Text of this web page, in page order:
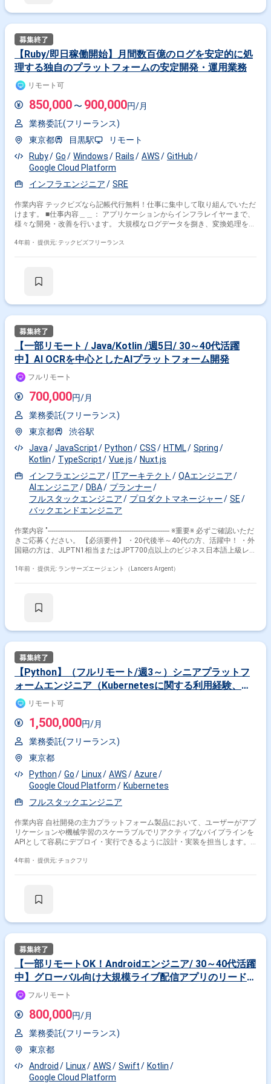
となることが予想されるため、これを実現するべく エンジニアのポジショ
ンを増員募集することになりました。 エンジニアチームではユーザへの提
供価値を高めていくために、日々試行錯誤を繰り返しチーム自体の成長を
続けています。 今回新たに参加いただく方には、他分野であったとしても
とを期待しています。 ■業務内容 自社プロダクトの開発を担っていただき
対応 -API設計、実装 -カスタマーサポート支援ツールの設計、開発 -その
10時～18時（休憩時間60分） ※1日7時間稼働想定 ■精算方法 〇時間幅精
算 精算幅：120h～160h 基準時間：140H（20日×7h） ※超過控除単価につ
きましては中間割となります。 ※1日7時間稼働が目安のため上記精算幅と
なります。 ■稼働形態 初日含めてフルリモート ■PC貸与 基本的には無
（持ち込み） ※希望があれば貸与も可能 ■選考フロー 書類選考→面談（1
回）→内定
【Ruby/即日稼働開始】月間数百億のログを安定的に処
理する独自のプラットフォームの安定開発・運用業務
リモート可
850,000 〜 900,000円/月
業務委託(フリーランス)
東京都
目黒駅
リモート
Ruby
Go Windows Rails AWS
GitHub
Google Cloud Platform
インフラエンジニア
SRE
作業内容 テックビズなら記帳代行無料！仕事に集中して取り組んでいただ
けます。 ■仕事内容＿＿： アプリケーションからインフラレイヤーまで、
様々な開発・改善を行います。 大規模なログデータを捌き、変換処理を加
ス の安定稼働に向けた運用/開発をお任せ致します。 - ■作業環境＿＿：
■体制＿＿＿＿：複数人 ■開発工程＿＿：基本設計|詳細設計|実装・構築・
方。 ・Sier業務にてオープン系の開発業務を主要メンバーとして行ってい
た方 - ■性別＿＿＿＿：不問 ■期間＿＿＿＿：即日 ■就業時間＿＿：9:30〜
18:30（フレックス有り） ■勤務地＿＿＿：目黒駅 ■勤務地補足＿：※フル
リモート可能 初日はメンバーと交流も兼ねて出社頂きます！ - ■平均稼働
時間 ■支払サイト＿：当月末日締/翌月末日払(30日サイト) ■服装＿＿＿
で顧客数が10倍以上に拡大したサービスでございます。 自ら課題発見を
が出来る方には是非おすすめですのでご応募ください！ 副業の方も多く、
働き方についてはとても柔軟な企業でございます。 サービスも飛躍的に拡
大していることもあり、一緒にプロダクト、サービスを伸ばしていきたい
と思う・共感できる方はぜひ！ ※以下に該当する方からの応募はお断りし
ております。 なお、選考を進めるにあたってスキルシートが必要です。 ---
----------------------------------------------------- ・40代以上の方 ・外国籍の方(永住権をお持
ちの方は問題ございません) ・週5日稼働できない方 ---------------------------------------
-----------------
4年前・ 提供元: テックビズフリーランス
【一部リモート / Java/Kotlin /週5日/ 30～40代活躍
中】AI OCRを中心としたAIプラットフォーム開発
フルリモート
700,000円/月
業務委託(フリーランス)
東京都
渋谷駅
Java
JavaScript Python CSS HTML
Spring
Kotlin
TypeScript Vue.js
Nuxt.js
インフラエンジニア
ITアーキテクト
QAエンジニア
AIエンジニア
DBA
プランナー
フルスタックエンジニア
プロダクトマネージャー
SE
バックエンドエンジニア
作業内容 "------------------------------------------------------------------- ※重要※ 必ずご確認いただ
きご応募ください。 【必須要件】 ・20代後半～40代の方、活躍中！ ・外
国籍の方は、JLPTN1相当またはJPT700点以上のビジネス日本語上級レベ
------------------------------------------------------------------- 【会社概要】 弊社は、銀行や通信、
る産業に革新をもたらす。 そのチャレンジにエンジニアとしてjoinいただ
ームの開発に着手しました。 AIOCRだけではなく、顔認証AIや、ノーコー
ドでAIが開発できるシステムで開発されたAIも活用できるプラットフォー
ムを目指しています。 アーキテクチャをマイクロサービスアーキテクチャ
へ、技術スタックも大きく変化させ、開発チームとしては大きな転換点と
根幹となるプロダクトです。 このため既存プロダクトの保守運用と新規プ
要があるなど、プロジェクトは複雑化しています。 この複雑化した状況に
ラットフォームの新規機能開発・改善に携わっていただきます。 ・ロード
マップ策定 ・技術選定（フレームワーク、ミドルウェア、その他開発ツー
ル等） ・アーキテクチャ設計（マイクロサービスアーキテクチャ） ・サ
ービス設計 ・開発、テスト ・リリース・改善 -- ■主な技術スタック
【Frontend】 *HTML *CSS *JavaScript/TypeScript *Vue.js/Nuxt.js★フロ
ントメイン言語 【Backend】 *Kotlin★バックエンドメイン言
語/Java/Springboot *Go/Gin *Python 【Infrastructure】
*Container:Docker/Kubernetes
*Computing:AWSALB/EC2/ECS/EKS/Lambda *Database:Aurora
*Storage:AWSS3 【tools】 *GitHub *Slack 【就業時間】 ・9:00-18:00(リ
術活用にモチベーションが高い方 -素直で上昇志向のある方 -3ヶ月程度で
1年前・ 提供元: ランサーズエージェント（Lancers Argent）
【Python】（フルリモート/週3～）シニアプラットフ
ォームエンジニア（Kubernetesに関する利用経験、専
門知識のある方）
リモート可
1,500,000円/月
業務委託(フリーランス)
東京都
Python
Go Linux AWS
Azure
Google Cloud Platform
Kubernetes
フルスタックエンジニア
作業内容 自社開発の主力プラットフォーム製品において、ユーザーがアプ
リケーションや機械学習のスケーラブルでリアクティブなパイプラインを
APIとして容易にデプロイ・実行できるように設計・実装を担当します。
イナーがアプリケーションや機械学習パイプラインをリアクティブAPIと
ォーム全体のプロダクト戦略は、メインビジネスやプロダクトオーナーか
4年前・ 提供元: チョクフリ
【一部リモートOK！Androidエンジニア/ 30～40代活躍
中】グローバル向け大規模ライブ配信アプリのリードを
お任せします！
フルリモート
800,000円/月
業務委託(フリーランス)
東京都
Android
Linux AWS Swift
Kotlin
Google Cloud Platform